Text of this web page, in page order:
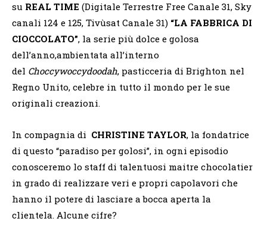
su REAL TIME (Digitale Terrestre Free Canale 31, Sky
canali 124 e 125, Tivùsat Canale 31) “LA FABBRICA DI
CIOCCOLATO”, la serie più dolce e golosa
dell’anno,ambientata all’interno
del Choccywoccydoodah, pasticceria di Brighton nel
Regno Unito, celebre in tutto il mondo per le sue
originali creazioni.
In compagnia di CHRISTINE TAYLOR, la fondatrice
di questo “paradiso per golosi”, in ogni episodio
conosceremo lo staff di talentuosi maitre chocolatier
in grado di realizzare veri e propri capolavori che
hanno il potere di lasciare a bocca aperta la
clientela. Alcune cifre?